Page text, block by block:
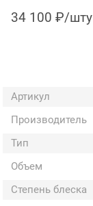
34 100 ₽/
Артикул
Производитель
Тип
Объем
Степень блеска